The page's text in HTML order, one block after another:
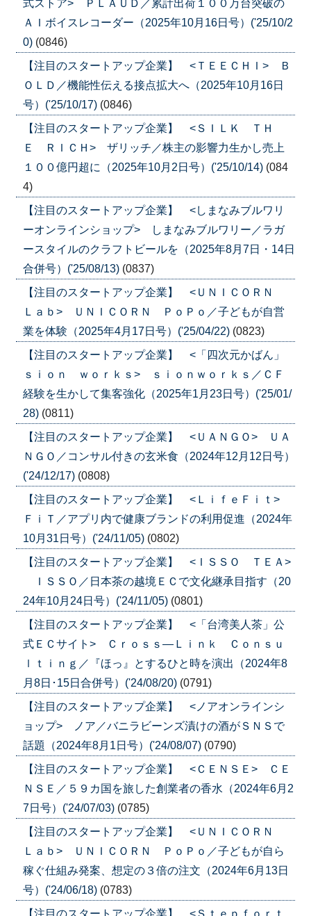
式ストア> ＰＬＡＵＤ／累計出荷１００万台突破の
ＡＩボイスレコーダー（2025年10月16日号）('25/10/2
0) (0846)
【注目のスタートアップ企業】 <ＴＥＥＣＨＩ> Ｂ
ＯＬＤ／機能性伝える接点拡大へ（2025年10月16日
号）('25/10/17) (0846)
【注目のスタートアップ企業】 <ＳＩＬＫ ＴＨ
Ｅ ＲＩＣＨ> ザリッチ／株主の影響力生かし売上
１００億円超に（2025年10月2日号）('25/10/14) (084
4)
【注目のスタートアップ企業】 <しまなみブルワリ
ーオンラインショップ> しまなみブルワリー／ラガ
ースタイルのクラフトビールを（2025年8月7日・14日
合併号）('25/08/13) (0837)
【注目のスタートアップ企業】 <ＵＮＩＣＯＲＮ
Ｌａｂ> ＵＮＩＣＯＲＮ ＰｏＰｏ／子どもが自営
業を体験（2025年4月17日号）('25/04/22) (0823)
【注目のスタートアップ企業】 <「四次元かばん」
ｓｉｏｎ ｗｏｒｋｓ> ｓｉｏｎｗｏｒｋｓ／ＣＦ
経験を生かして集客強化（2025年1月23日号）('25/01/
28) (0811)
【注目のスタートアップ企業】 <ＵＡＮＧＯ> ＵＡ
ＮＧＯ／コンサル付きの玄米食（2024年12月12日号）
('24/12/17) (0808)
【注目のスタートアップ企業】 <ＬｉｆｅＦｉｔ>
ＦｉＴ／アプリ内で健康ブランドの利用促進（2024年
10月31日号）('24/11/05) (0802)
【注目のスタートアップ企業】 <ＩＳＳＯ ＴＥＡ>
ＩＳＳＯ／日本茶の越境ＥＣで文化継承目指す（20
24年10月24日号）('24/11/05) (0801)
【注目のスタートアップ企業】 <「台湾美人茶」公
式ＥＣサイト> Ｃｒｏｓｓ―Ｌｉｎｋ Ｃｏｎｓｕ
ｌｔｉｎｇ／『ほっ』とするひと時を演出（2024年8
月8日･15日合併号）('24/08/20) (0791)
【注目のスタートアップ企業】 <ノアオンラインシ
ョップ> ノア／バニラビーンズ漬けの酒がＳＮＳで
話題（2024年8月1日号）('24/08/07) (0790)
【注目のスタートアップ企業】 <ＣＥＮＳＥ> ＣＥ
ＮＳＥ／５９カ国を旅した創業者の香水（2024年6月2
7日号）('24/07/03) (0785)
【注目のスタートアップ企業】 <ＵＮＩＣＯＲＮ
Ｌａｂ> ＵＮＩＣＯＲＮ ＰｏＰｏ／子どもが自ら
稼ぐ仕組み発案、想定の３倍の注文（2024年6月13日
号）('24/06/18) (0783)
【注目のスタートアップ企業】 <Ｓｔｅｐｆｏｒｔ